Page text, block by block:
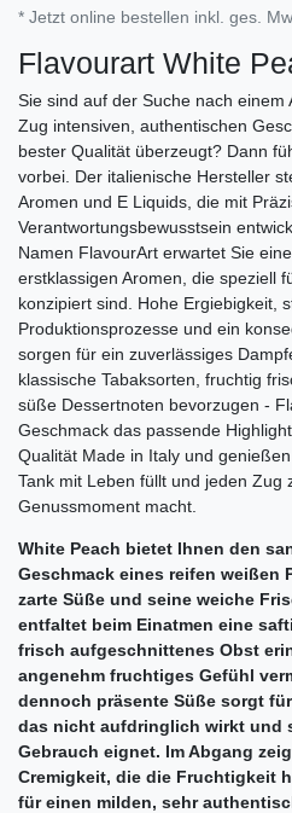
* Jetzt online bestellen inkl. ges.
Flavourart White
Sie sind auf der Suche nach
Zug intensiven, authentischen
bester Qualität überzeugt? Dann
vorbei. Der italienische Hersteller
Aromen und E Liquids, die mit
Verantwortungsbewusstsein
Namen FlavourArt erwartet Sie
erstklassigen Aromen, die speziell
konzipiert sind. Hohe Ergiebigkeit,
Produktionsprozesse und ein
sorgen für ein zuverlässiges
klassische Tabaksorten, fruchtig
süße Dessertnoten bevorzugen -
Geschmack das passende
Qualität Made in Italy und
Tank mit Leben füllt und jeden Zug
Genussmoment macht.
White Peach bietet Ihnen den
Geschmack eines reifen weißen
zarte Süße und seine weiche
entfaltet beim Einatmen eine
frisch aufgeschnittenes Obst
angenehm fruchtiges Gefühl
dennoch präsente Süße sorgt
das nicht aufdringlich wirkt und
Gebrauch eignet. Im Abgang
Cremigkeit, die die Fruchtigkeit
für einen milden, sehr